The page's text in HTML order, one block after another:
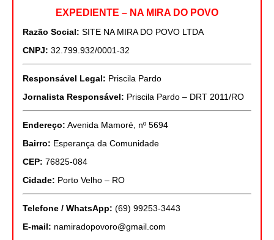
EXPEDIENTE – NA MIRA DO POVO
Razão Social: SITE NA MIRA DO POVO LTDA
CNPJ: 32.799.932/0001-32
Responsável Legal: Priscila Pardo
Jornalista Responsável: Priscila Pardo – DRT 2011/RO
Endereço: Avenida Mamoré, nº 5694
Bairro: Esperança da Comunidade
CEP: 76825-084
Cidade: Porto Velho – RO
Telefone / WhatsApp: (69) 99253-3443
E-mail: namiradopovoro@gmail.com